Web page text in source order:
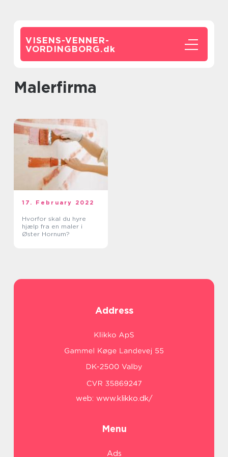
VISENS-VENNER-
VORDINGBORG.dk
malerfirma
17. February 2022
Hvorfor skal du hyre
hjælp fra en maler i
Øster Hornum?
Address
web: www.klikko.dk/
Menu
Ads